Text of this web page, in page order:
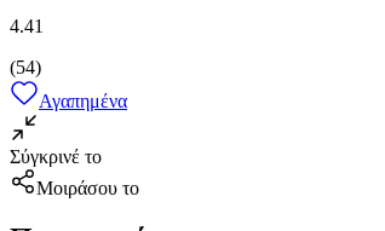
4.41
(54)
Αγαπημένα
Σύγκρινέ το
Μοιράσου το